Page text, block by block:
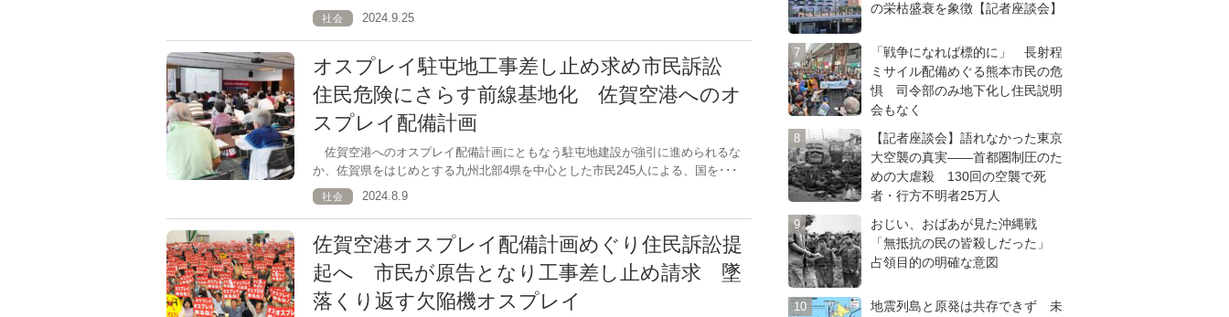
社会 2024.9.25
オスプレイ駐屯地工事差し止め求め市民訴訟
住民危険にさらす前線基地化 佐賀空港へのオ
スプレイ配備計画
佐賀空港へのオスプレイ配備計画にともなう駐屯地建設が強引に進められるな
か、佐賀県をはじめとする九州北部4県を中心とした市民245人による、国を･･･
社会 2024.8.9
佐賀空港オスプレイ配備計画めぐり住民訴訟提
起へ 市民が原告となり工事差し止め請求 墜
落くり返す欠陥機オスプレイ
の栄枯盛衰を象徴【記者座談会】
「戦争になれば標的に」 長射程
ミサイル配備めぐる熊本市民の危
惧 司令部のみ地下化し住民説明
会もなく
【記者座談会】語れなかった東京
大空襲の真実――首都圏制圧のた
めの大虐殺 130回の空襲で死
者・行方不明者25万人
おじい、おばあが見た沖縄戦
「無抵抗の民の皆殺しだった」
占領目的の明確な意図
地震列島と原発は共存できず 未